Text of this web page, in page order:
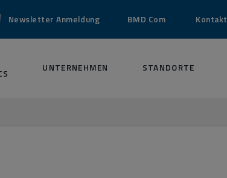
Newsletter Anmeldung BMD Com Kontakt
UNTERNEHMEN STANDORTE